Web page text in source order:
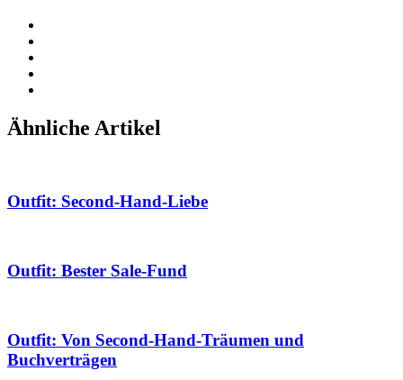
Ähnliche Artikel
Outfit: Second-Hand-Liebe
Outfit: Bester Sale-Fund
Outfit: Von Second-Hand-Träumen und
Buchverträgen